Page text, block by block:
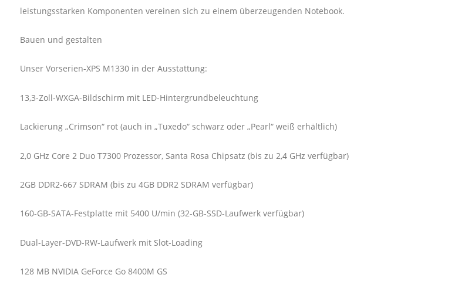
leistungsstarken Komponenten vereinen sich zu einem überzeugenden Notebook.
Bauen und gestalten
Unser Vorserien-XPS M1330 in der Ausstattung:
13,3-Zoll-WXGA-Bildschirm mit LED-Hintergrundbeleuchtung
Lackierung „Crimson“ rot (auch in „Tuxedo“ schwarz oder „Pearl“ weiß erhältlich)
2,0 GHz Core 2 Duo T7300 Prozessor, Santa Rosa Chipsatz (bis zu 2,4 GHz verfügbar)
2GB DDR2-667 SDRAM (bis zu 4GB DDR2 SDRAM verfügbar)
160-GB-SATA-Festplatte mit 5400 U/min (32-GB-SSD-Laufwerk verfügbar)
Dual-Layer-DVD-RW-Laufwerk mit Slot-Loading
128 MB NVIDIA GeForce Go 8400M GS